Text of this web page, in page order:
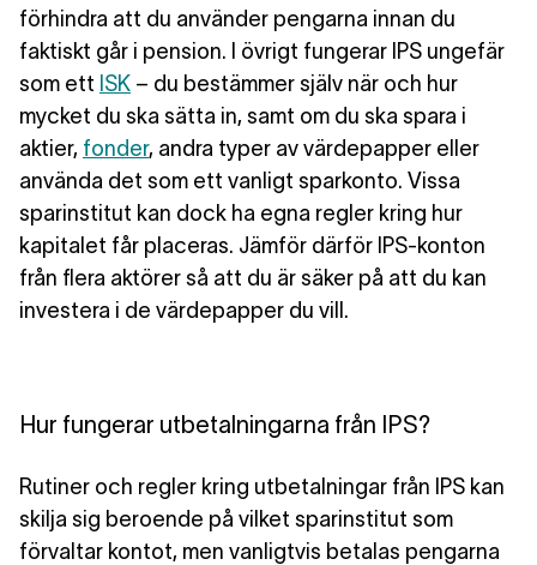
förhindra att du använder pengarna innan du
faktiskt går i pension. I övrigt fungerar IPS ungefär
som ett ISK – du bestämmer själv när och hur
mycket du ska sätta in, samt om du ska spara i
aktier, fonder, andra typer av värdepapper eller
använda det som ett vanligt sparkonto. Vissa
sparinstitut kan dock ha egna regler kring hur
kapitalet får placeras. Jämför därför IPS-konton
från flera aktörer så att du är säker på att du kan
investera i de värdepapper du vill.
Hur fungerar utbetalningarna från IPS?
Rutiner och regler kring utbetalningar från IPS kan
skilja sig beroende på vilket sparinstitut som
förvaltar kontot, men vanligtvis betalas pengarna